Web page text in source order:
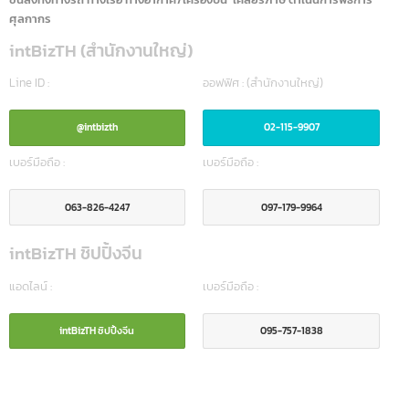
อีกทั้ง ยังเป็นผู้ให้บริการชิปปิ้ง (Shipping) นำเข้า-ส่งออกสินค้า ไทย / จีน /
ญี่ปุ่น / อเมริกา ดูแลทุกขั้นตอนทั้งเรื่องเอกสาร ใบอนุญาตต่างๆ กระบวนการ
ศุลกากร
intBizTH (สำนักงานใหญ่)
Line ID :
@intbizth
ออฟฟิศ : (สำนักงานใหญ่)
02-115-9907
intBizTH ชิปปิ้งจีน